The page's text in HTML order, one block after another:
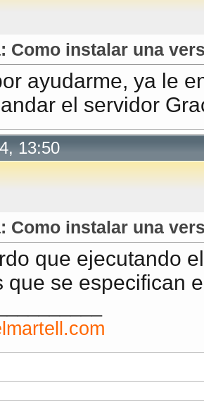
Como instalar una
ayudarme, ya le
el servidor
13:50
Como instalar una
que ejecutando
que se especifican